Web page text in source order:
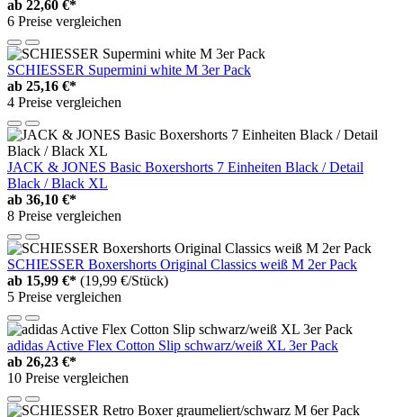
ab 22,60 €*
6 Preise vergleichen
SCHIESSER Supermini white M 3er Pack
ab 25,16 €*
4 Preise vergleichen
JACK & JONES Basic Boxershorts 7 Einheiten Black / Detail
Black / Black XL
ab 36,10 €*
8 Preise vergleichen
SCHIESSER Boxershorts Original Classics weiß M 2er Pack
ab 15,99 €* (19,99 €/Stück)
5 Preise vergleichen
adidas Active Flex Cotton Slip schwarz/weiß XL 3er Pack
ab 26,23 €*
10 Preise vergleichen